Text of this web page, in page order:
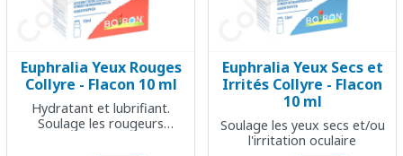
Euphralia Yeux Rouges
Collyre - Flacon 10 ml
Hydratant et lubrifiant.
Soulage les rougeurs
Euphralia Yeux Secs et
Irrités Collyre - Flacon
10 ml
Soulage les yeux secs et/ou
l'irritation oculaire